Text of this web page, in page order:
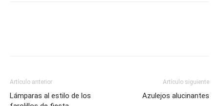
Artículo anterior
Lámparas al estilo de los
Artículo siguiente
Azulejos alucinantes